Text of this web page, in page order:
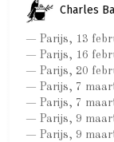
Charles
— Parijs, 13
— Parijs, 16
— Parijs, 20
— Parijs, 7
— Parijs, 7
— Parijs, 9
— Parijs, 9